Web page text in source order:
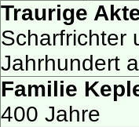
Traurige
Scharfrichter
Jahrhundert
Familie
400 Jahre